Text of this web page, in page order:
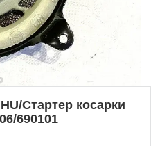
Стартер косарки
690101